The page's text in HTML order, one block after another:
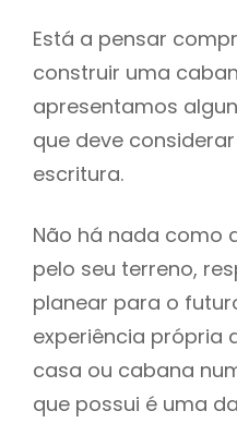
Está a pensar
construir uma
apresentamos
que deve
escritura.
Não há nada como
pelo seu terreno,
planear para o
experiência própria
casa ou cabana
que possui é uma